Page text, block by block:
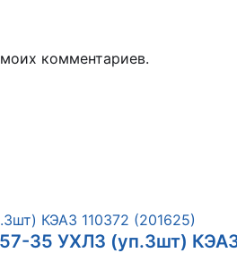
комментариев.
35 УХЛ3 (уп.3шт)